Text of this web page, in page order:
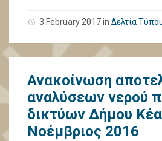
3 February 2017in Δελτία
Ανακοίνωση
αναλύσεων νερού
δικτύων Δήμου
Νοέμβριος 2016